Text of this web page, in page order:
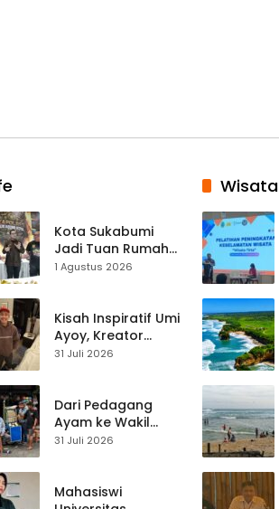
Kota Sukabumi
Jadi Tuan Rumah
Kontes Batu Akik
1 Agustus 2026
Kisah Inspiratif Umi
Ayoy, Kreator
TikTok Asal
Live Streaming
31 Juli 2026
Dari Pedagang
Ayam ke Wakil
Ketua DPRD, H.
Pasar Cisaat
31 Juli 2026
Mahasiswi
Wisata